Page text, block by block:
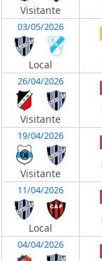
Visitante
03/05/2026
Local
26/04/2026
Visitante
19/04/2026
Visitante
11/04/2026
Local
04/04/2026